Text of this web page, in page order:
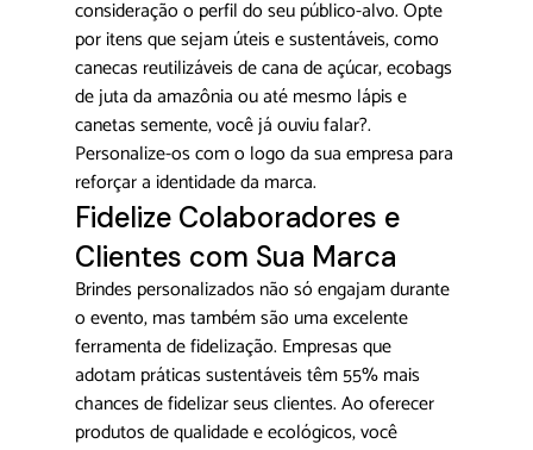
consideração o perfil do seu público-alvo. Opte
por itens que sejam úteis e sustentáveis, como
canecas reutilizáveis de cana de açúcar, ecobags
de juta da amazônia ou até mesmo lápis e
canetas semente, você já ouviu falar?.
Personalize-os com o logo da sua empresa para
reforçar a identidade da marca.
Fidelize Colaboradores e
Clientes com Sua Marca
Brindes personalizados não só engajam durante
o evento, mas também são uma excelente
ferramenta de fidelização. Empresas que
adotam práticas sustentáveis têm 55% mais
chances de fidelizar seus clientes. Ao oferecer
produtos de qualidade e ecológicos, você